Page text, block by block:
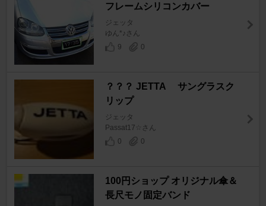
フレームシリコンカバー
ジェッタ
ゆん*♪さん
9
0
？？？ JETTA サングラスク
リップ
ジェッタ
Passat17☆さん
0
0
100円ショップ オリジナル傘＆
長尺モノ固定バンド